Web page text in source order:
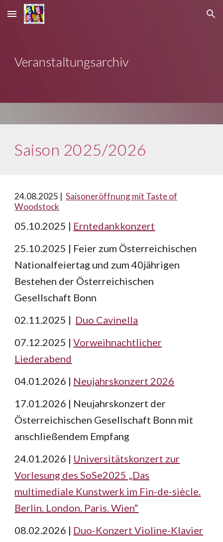
Skip to main content Skip to navigation
Veranstaltungsarchiv
Saison 2025/2026
24.08.2025 | Saisoneröffnung mit Taste of
Woodstock
05.10.2025 | Erntedankkonzert
25.10.2025 | Feier zum Österreichischen
Nationalfeiertag und zum 40jährigen
Bestehen der Österreichischen
Gesellschaft Bonn
02.11.2025 | Duo Cavinella
07.12.2025 |Vorweihnachtlicher
Liederabend
04.01.2026 | Neujahrskonzert 2026
17.01.2026 | Neujahrskonzert der
Österreichischen Gesellschaft Bonn mit
anschließendem Empfang
24.01.2026 | Universitätskonzert zur
Vorlesung des SoSe2025 „Das
multimediale Kunstwerk im Fin-de-siècle.
Berlin. London. Paris. Wien“
08.02.2026 | Duo-Konzert Violine-Klavier